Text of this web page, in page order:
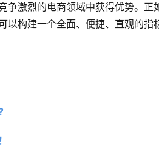
争激烈的电商领域中获得优势。正
以构建一个全面、便捷、直观的指